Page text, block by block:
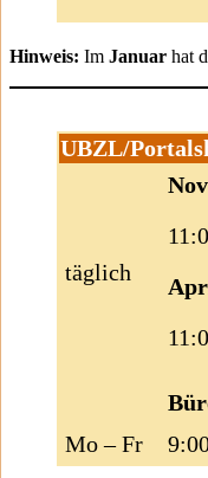
Hinweis: Im Januar hat
UBZL/
täglich
Mo – Fr